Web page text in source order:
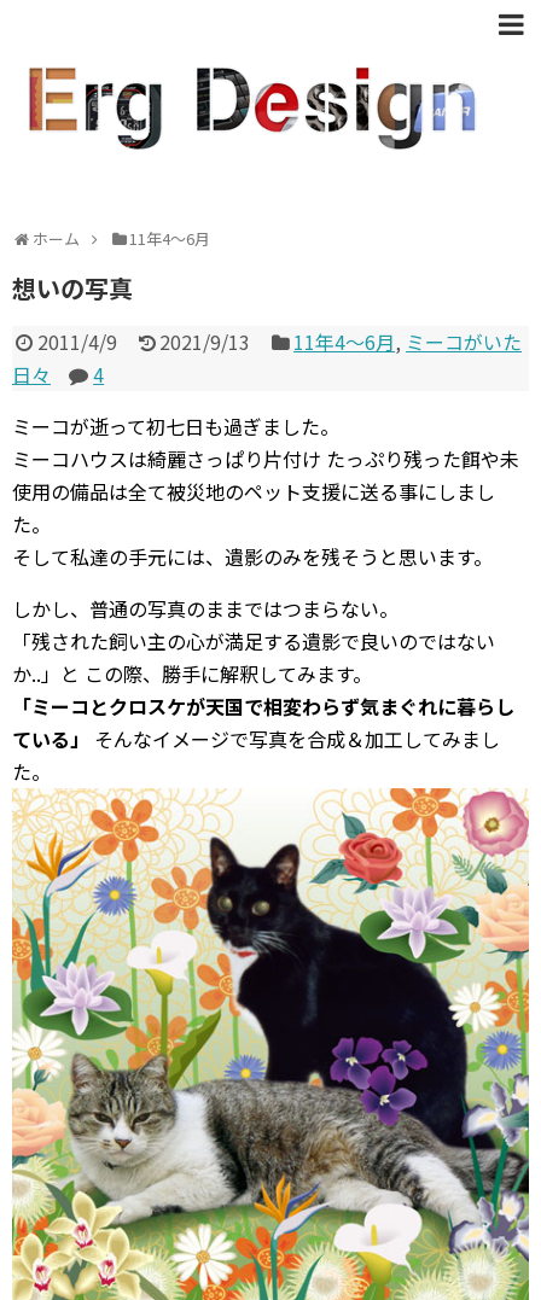
ホーム 11年4〜6月
想いの写真
2011/4/9 2021/9/13 11年4〜6月, ミーコがいた
日々
4
ミーコが逝って初七日も過ぎました。
ミーコハウスは綺麗さっぱり片付け たっぷり残った餌や未
使用の備品は全て被災地のペット支援に送る事にしまし
た。
そして私達の手元には、遺影のみを残そうと思います。
しかし、普通の写真のままではつまらない。
「残された飼い主の心が満足する遺影で良いのではない
か..」と この際、勝手に解釈してみます。
「ミーコとクロスケが天国で相変わらず気まぐれに暮らし
ている」
そんなイメージで写真を合成＆加工してみまし
た。